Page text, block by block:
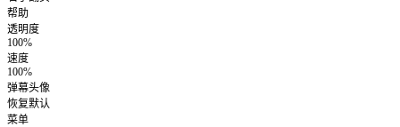
帮助
透明度
100%
速度
100%
弹幕头像
恢复默认
菜单